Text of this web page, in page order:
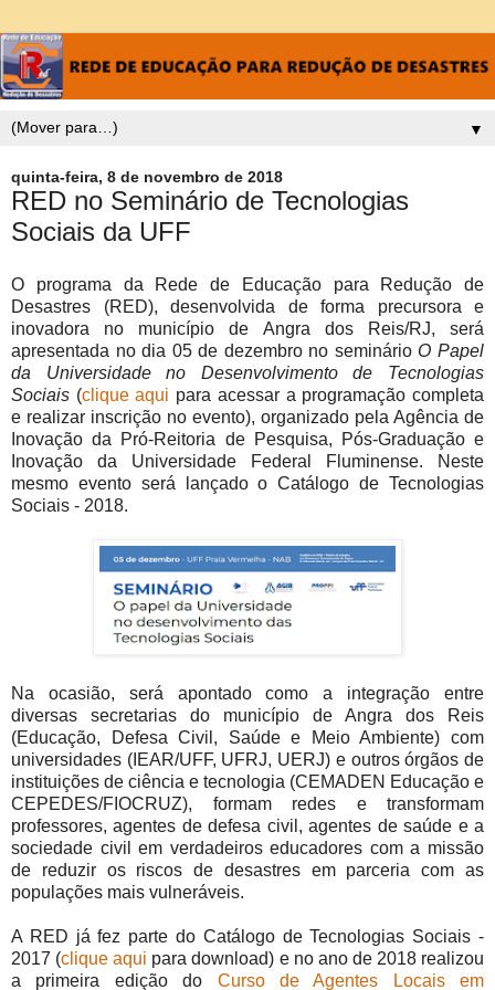
▼
quinta-feira, 8 de novembro de 2018
RED no Seminário de Tecnologias
Sociais da UFF
O programa da Rede de Educação para Redução de
Desastres (RED), desenvolvida de forma precursora e
inovadora no município de Angra dos Reis/RJ, será
apresentada no dia 05 de dezembro no seminário O Papel
da Universidade no Desenvolvimento de Tecnologias
Sociais (clique aqui para acessar a programação completa
e realizar inscrição no evento), organizado pela Agência de
Inovação da Pró-Reitoria de Pesquisa, Pós-Graduação e
Inovação da Universidade Federal Fluminense. Neste
mesmo evento será lançado o Catálogo de Tecnologias
Sociais - 2018.
Na ocasião, será apontado como a integração entre
diversas secretarias do município de Angra dos Reis
(Educação, Defesa Civil, Saúde e Meio Ambiente) com
universidades (IEAR/UFF, UFRJ, UERJ) e outros órgãos de
instituições de ciência e tecnologia (CEMADEN Educação e
CEPEDES/FIOCRUZ), formam redes e transformam
professores, agentes de defesa civil, agentes de saúde e a
sociedade civil em verdadeiros educadores com a missão
de reduzir os riscos de desastres em parceria com as
populações mais vulneráveis.
A RED já fez parte do Catálogo de Tecnologias Sociais -
2017 (clique aqui para download) e no ano de 2018 realizou
a primeira edição do Curso de Agentes Locais em